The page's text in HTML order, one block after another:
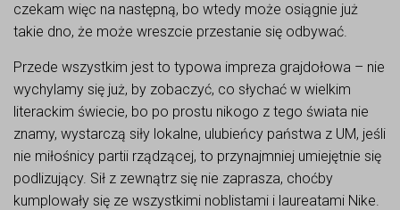
czekam więc na następną, bo wtedy może osiągnie już
takie dno, że może wreszcie przestanie się odbywać.
Przede wszystkim jest to typowa impreza grajdołowa – nie
wychylamy się już, by zobaczyć, co słychać w wielkim
literackim świecie, bo po prostu nikogo z tego świata nie
znamy, wystarczą siły lokalne, ulubieńcy państwa z UM, jeśli
nie miłośnicy partii rządzącej, to przynajmniej umiejętnie się
podlizujący. Sił z zewnątrz się nie zaprasza, choćby
kumplowały się ze wszystkimi noblistami i laureatami Nike.